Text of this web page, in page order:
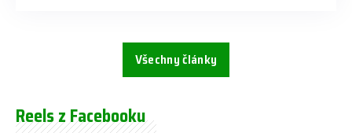
Všechny články
Reels z Facebooku